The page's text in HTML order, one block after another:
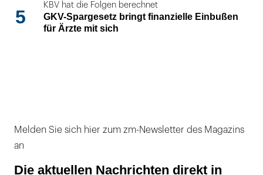
5
KBV hat die Folgen berechnet
GKV-Spargesetz bringt finanzielle Einbußen
für Ärzte mit sich
Melden Sie sich hier zum zm-Newsletter des Magazins
an
Die aktuellen Nachrichten direkt in